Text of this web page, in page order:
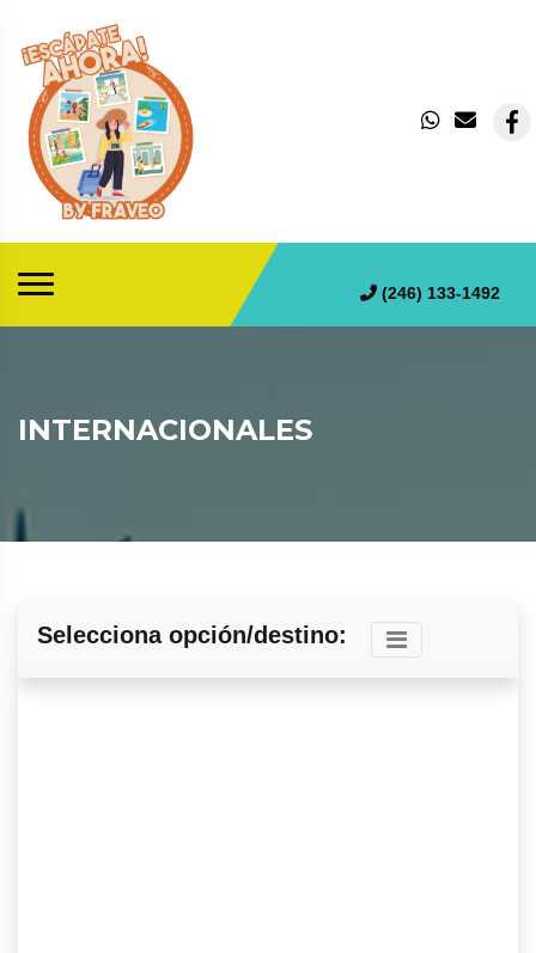
(246) 133-1492
INTERNACIONALES
Selecciona opción/destino: